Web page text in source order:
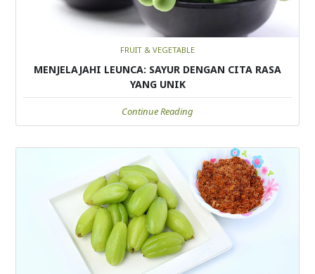
FRUIT & VEGETABLE
MENJELAJAHI LEUNCA: SAYUR DENGAN CITA RASA
YANG UNIK
Continue Reading